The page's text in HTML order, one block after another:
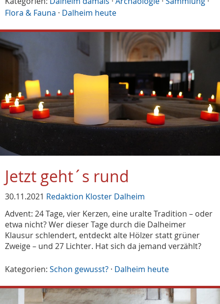
Flora & Fauna · Dalheim heute
Jetzt geht´s rund
30.11.2021 Redaktion Kloster Dalheim
Advent: 24 Tage, vier Kerzen, eine uralte Tradition – oder
etwa nicht? Wer dieser Tage durch die Dalheimer
Klausur schlendert, entdeckt alte Hölzer statt grüner
Zweige – und 27 Lichter. Hat sich da jemand verzählt?
Kategorien: Schon gewusst? · Dalheim heute